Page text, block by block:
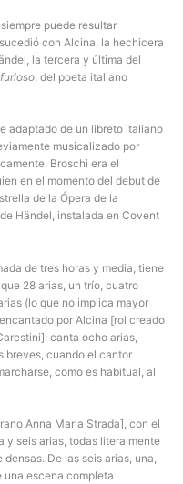
puede resultar
con Alcina, la hechicera
la tercera y última del
, del poeta italiano
adaptado de un libreto italiano
musicalizado por
Broschi era el
en el momento del debut de
de la Ópera de la
Händel, instalada en Covent
de tres horas y media, tiene
28 arias, un trío, cuatro
(lo que no implica mayor
por Alcina [rol creado
canta ocho arias,
breves, cuando el cantor
como es habitual, al
Anna Maria Strada], con el
y seis arias, todas literalmente
De las seis arias, una,
una escena completa